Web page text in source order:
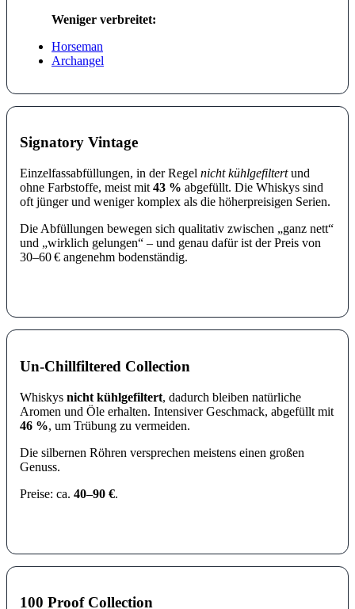
Weniger verbreitet:
Horseman
Archangel
Signatory Vintage
Einzelfassabfüllungen, in der Regel nicht kühlgefiltertund
ohne Farbstoffe, meist mit 43 % abgefüllt. Die Whiskys sind
oft jünger und weniger komplex als die höherpreisigen Serien.
Die Abfüllungen bewegen sich qualitativ zwischen „ganz nett“
und „wirklich gelungen“ – und genau dafür ist der Preis von
30–60 € angenehm bodenständig.
Un-Chillfiltered Collection
Whiskys nicht kühlgefiltert, dadurch bleiben natürliche
Aromen und Öle erhalten. Intensiver Geschmack, abgefüllt mit
46 %, um Trübung zu vermeiden.
Die silbernen Röhren versprechen meistens einen großen
Genuss.
Preise: ca. 40–90 €.
100 Proof Collection